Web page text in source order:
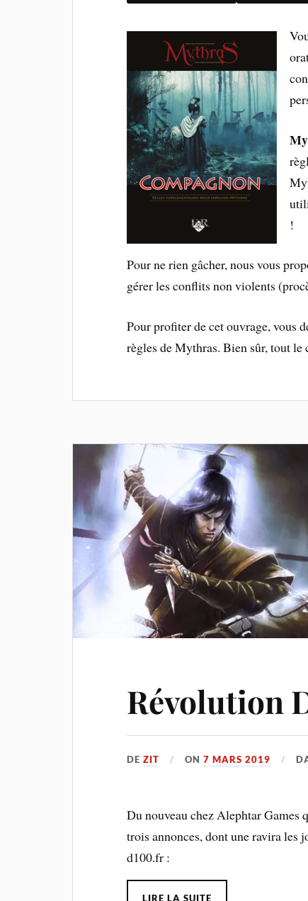
!
Pour ne rien gâcher, nous vous
gérer les conflits non violents
Pour profiter de cet ouvrage, vous
règles de Mythras. Bien sûr, tout
Révolution
DEZIT ON7 MARS 2019
Du nouveau chez Alephtar Games
trois annonces, dont une ravira les
d100.fr :
LIRE LA SUITE